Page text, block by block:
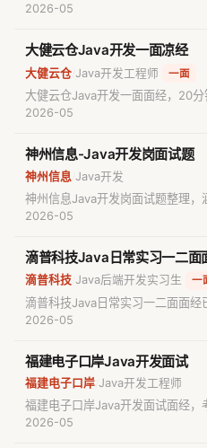
面深挖订单系统项目的表结构设计
等替代实现方案。
2026-05
大健云仓Java开发一面凉经
大健云仓 Java开发工程师 一面
大健云仓Java开发一面面经，20
询优化、跨表事务导致锁表的原因
JVM内存模型与常见垃圾回收器。
2026-05
神州信息-Java开发岗面试题
神州信息 Java开发
神州信息Java开发岗面试题整理
底层实现、Redis缓存穿透与布隆
点，助你备考Java后端开发面试。
2026-05
滴普科技Java日常实习一二面
滴普科技 Java后端开发实习生 一
滴普科技Java日常实习一二面面经
察检索流程、重排序模型调用、文
例与代理模式、数据库三大范式。
2026-05
福建电子口岸Java开发面试
福建电子口岸 Java开发工程师
福建电子口岸Java开发面试面经
JVM调优（2核4G环境）、垃圾回
2026-05